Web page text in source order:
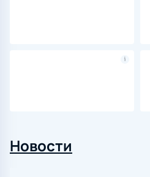
Новости